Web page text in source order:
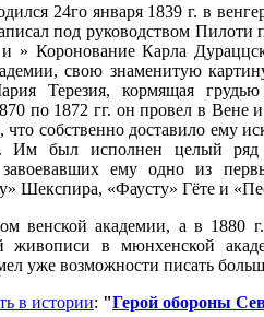
24го января 1839 г. в
под руководством Пилоти
» Коронование Карла
свою знаменитую
Терезия, кормящая
по 1872 гг. он провел в Вене
собственно доставило ему
Им был исполнен целый
ему одно из
Шекспира, «Фаусту» Гёте и
венской академии, а в
живописи в мюнхенской
уже возможности писать
в истории: "Герой обороны